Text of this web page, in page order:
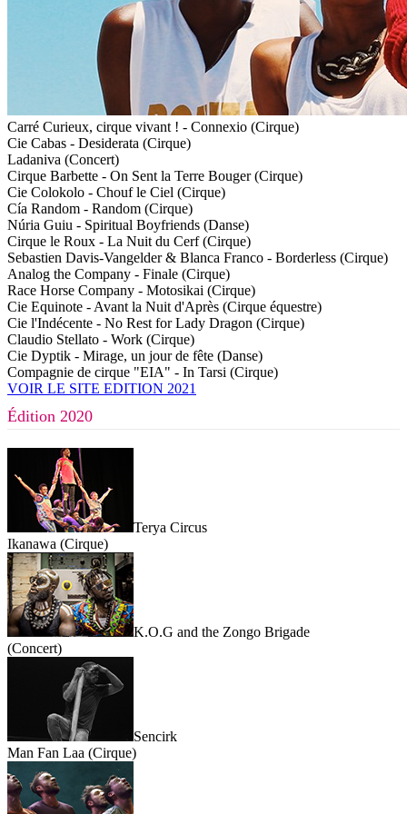
Carré Curieux, cirque vivant ! - Connexio (Cirque)
Cie Cabas - Desiderata (Cirque)
Ladaniva (Concert)
Cirque Barbette - On Sent la Terre Bouger (Cirque)
Cie Colokolo - Chouf le Ciel (Cirque)
Cía Random - Random (Cirque)
Núria Guiu - Spiritual Boyfriends (Danse)
Cirque le Roux - La Nuit du Cerf (Cirque)
Sebastien Davis-Vangelder & Blanca Franco - Borderless (Cirque)
Analog the Company - Finale (Cirque)
Race Horse Company - Motosikai (Cirque)
Cie Equinote - Avant la Nuit d'Après (Cirque équestre)
Cie l'Indécente - No Rest for Lady Dragon (Cirque)
Claudio Stellato - Work (Cirque)
Cie Dyptik - Mirage, un jour de fête (Danse)
Compagnie de cirque "EIA" - In Tarsi (Cirque)
VOIR LE SITE EDITION 2021
Édition 2020
Terya Circus
Ikanawa (Cirque)
K.O.G and the Zongo Brigade
(Concert)
Sencirk
Man Fan Laa (Cirque)